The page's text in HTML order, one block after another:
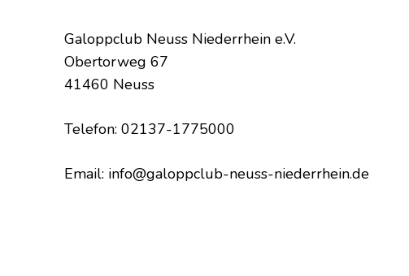
Galoppclub Neuss Niederrhein e.V.
Obertorweg 67
41460 Neuss
Telefon: 02137-1775000
Email: info@galoppclub-neuss-niederrhein.de